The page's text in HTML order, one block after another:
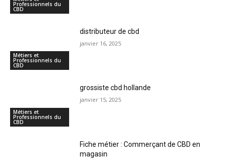
Professionnels du
CBD
Métiers et
Professionnels du
CBD
distributeur de cbd
janvier 16, 2025
Métiers et
Professionnels du
CBD
grossiste cbd hollande
janvier 15, 2025
Fiche métier : Commerçant de CBD en
magasin